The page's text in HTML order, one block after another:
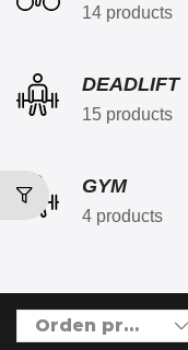
14 products
DEADLIFT
15 products
GYM
4 products